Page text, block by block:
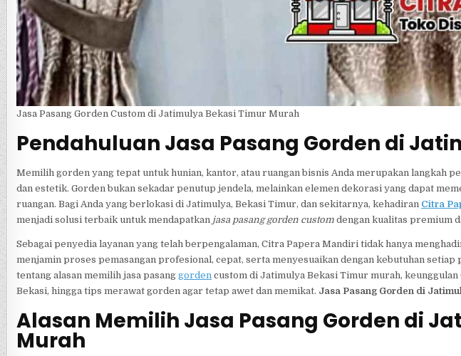
Jasa Pasang Gorden Custom di Jatimulya Bekasi Timur Murah
Pendahuluan Jasa Pasang Gorden di
Memilih gorden yang tepat untuk hunian, kantor, atau ruangan bisnis Anda merupakan langkah
dan estetik. Gorden bukan sekadar penutup jendela, melainkan elemen dekorasi yang dapat
ruangan. Bagi Anda yang berlokasi di Jatimulya, Bekasi Timur, dan sekitarnya, kehadiran Citra
menjadi solusi terbaik untuk mendapatkan jasa pasang gorden customdengan kualitas premium
Sebagai penyedia layanan yang telah berpengalaman, Citra Papera Mandiri tidak hanya
menjamin proses pemasangan profesional, cepat, serta menyesuaikan dengan kebutuhan
tentang alasan memilih jasa pasang gordencustom di Jatimulya Bekasi Timur murah,
Bekasi, hingga tips merawat gorden agar tetap awet dan memikat. Jasa Pasang Gorden di
Alasan Memilih Jasa Pasang Gorden di
Murah